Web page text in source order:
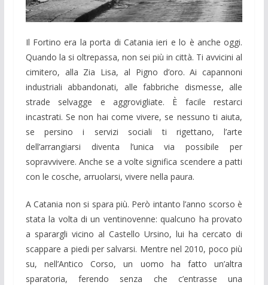
Il Fortino era la porta di Catania ieri e lo è anche oggi.
Quando la si oltrepassa, non sei più in città. Ti avvicini al
cimitero, alla Zia Lisa, al Pigno d’oro. Ai capannoni
industriali abbandonati, alle fabbriche dismesse, alle
strade selvagge e aggrovigliate. È facile restarci
incastrati. Se non hai come vivere, se nessuno ti aiuta,
se persino i servizi sociali ti rigettano, l’arte
dell’arrangiarsi diventa l’unica via possibile per
sopravvivere. Anche se a volte significa scendere a patti
con le cosche, arruolarsi, vivere nella paura.
A Catania non si spara più. Però intanto l’anno scorso è
stata la volta di un ventinovenne: qualcuno ha provato
a sparargli vicino al Castello Ursino, lui ha cercato di
scappare a piedi per salvarsi. Mentre nel 2010, poco più
su, nell’Antico Corso, un uomo ha fatto un’altra
sparatoria, ferendo senza che c’entrasse una